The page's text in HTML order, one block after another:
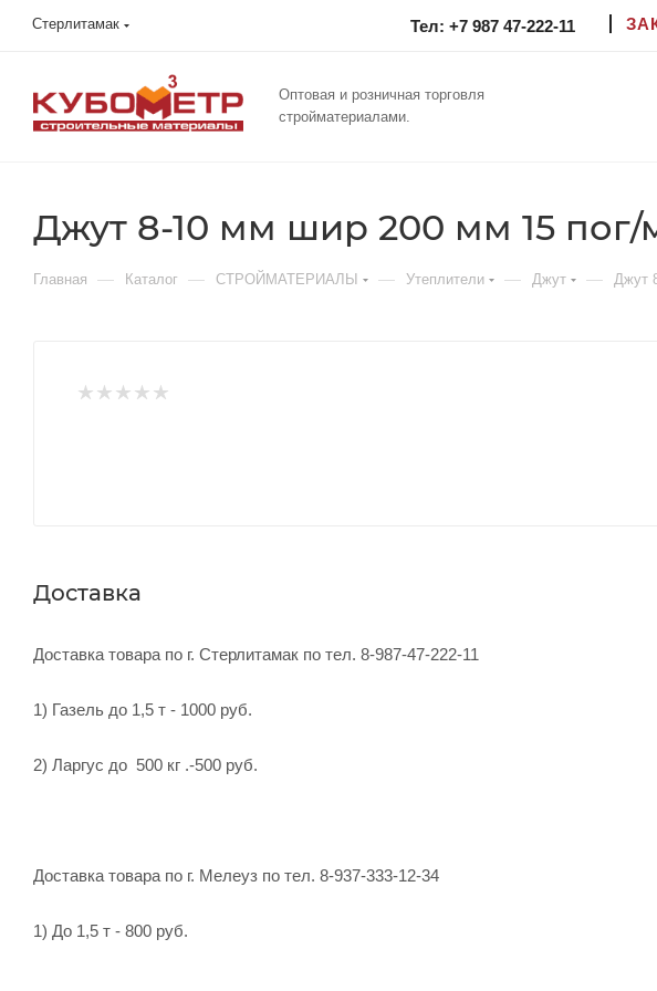
Стерлитамак Тел: +7 987 47-222-11
Оптовая и розничная торговля
стройматериалами.
Джут 8-10 мм шир 200 мм 15 пог/
Главная — Каталог — СТРОЙМАТЕРИАЛЫ — Утеплители — Джут — Джут
Доставка
Доставка товара по г. Стерлитамак по тел. 8-987-47-222-11
1) Газель до 1,5 т - 1000 руб.
2) Ларгус до 500 кг .-500 руб.
Доставка товара по г. Мелеуз по тел. 8-937-333-12-34
1) До 1,5 т - 800 руб.